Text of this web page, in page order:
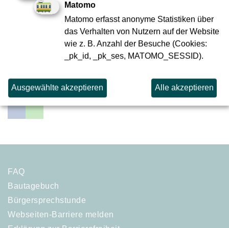
Ihre Ansprechpartnerin Anna Holthaus ist für Sie
erreichbar: Montags bis freitags von 08 bis 17 Uhr
telefonisch unter0171 862 41 85, per E-Mail
info(at)sbev-frankfurt.desowie nach Vereinbarung
über MS Teams oder vor Ort auf der Baustelle.
zur Übersicht
FAQ
Bautagebuch
Bürgersprechstunde
Webseiten-Barriere melden
Matomo
Matomo erfasst anonyme Statistiken über
das Verhalten von Nutzern auf der Website
wie z. B. Anzahl der Besuche (Cookies:
_pk_id, _pk_ses, MATOMO_SESSID).
Ausgewählte akzeptieren Alle akzeptieren